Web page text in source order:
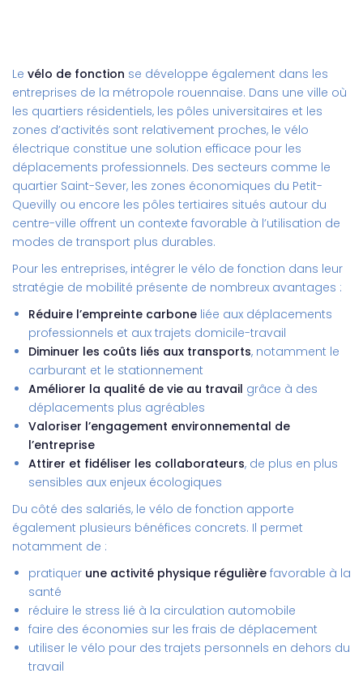
Le vélo de fonction se développe également dans les
entreprises de la métropole rouennaise. Dans une ville où
les quartiers résidentiels, les pôles universitaires et les
zones d’activités sont relativement proches, le vélo
électrique constitue une solution efficace pour les
déplacements professionnels. Des secteurs comme le
quartier Saint-Sever, les zones économiques du Petit-
Quevilly ou encore les pôles tertiaires situés autour du
centre-ville offrent un contexte favorable à l’utilisation de
modes de transport plus durables.
Pour les entreprises, intégrer le vélo de fonction dans leur
stratégie de mobilité présente de nombreux avantages :
Réduire l’empreinte carbone liée aux déplacements
professionnels et aux trajets domicile-travail
Diminuer les coûts liés aux transports, notamment le
carburant et le stationnement
Améliorer la qualité de vie au travail grâce à des
déplacements plus agréables
Valoriser l’engagement environnemental de
l’entreprise
Attirer et fidéliser les collaborateurs, de plus en plus
sensibles aux enjeux écologiques
Du côté des salariés, le vélo de fonction apporte
également plusieurs bénéfices concrets. Il permet
notamment de :
pratiquer une activité physique régulière favorable à la
santé
réduire le stress lié à la circulation automobile
faire des économies sur les frais de déplacement
utiliser le vélo pour des trajets personnels en dehors du
travail